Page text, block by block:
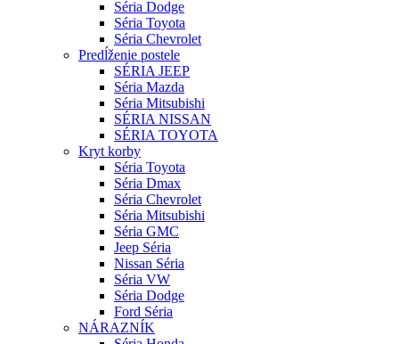
Séria Dodge
Séria Toyota
Séria Chevrolet
Predĺženie postele
SÉRIA JEEP
Séria Mazda
Séria Mitsubishi
SÉRIA NISSAN
SÉRIA TOYOTA
Kryt korby
Séria Toyota
Séria Dmax
Séria Chevrolet
Séria Mitsubishi
Séria GMC
Jeep Séria
Nissan Séria
Séria VW
Séria Dodge
Ford Séria
NÁRAZNÍK